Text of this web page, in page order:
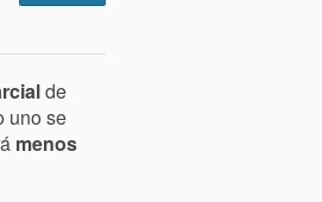
de
uno se
menos